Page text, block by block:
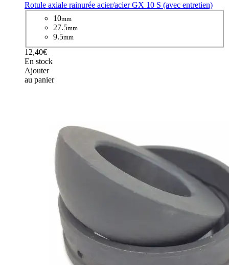
Rotule axiale rainurée acier/acier GX 10 S (avec entretien)
10mm
27.5mm
9.5mm
12,40€
En stock
Ajouter
au panier